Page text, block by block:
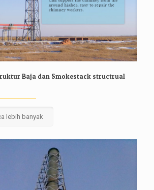
Baja dan Smokestack structrual
lebih banyak